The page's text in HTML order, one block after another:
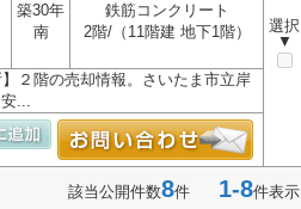
選択
▼
築30年
南
鉄筋コンクリート
2階/（11階建 地下1階）
２階の売却情報。さいたま市立岸
...
該当公開件数8件 1-8件表示